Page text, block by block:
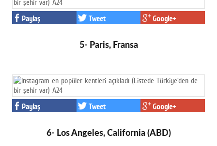
Paylaş Tweet Google+
5- Paris, Fransa
Paylaş Tweet Google+
6- Los Angeles, California (ABD)